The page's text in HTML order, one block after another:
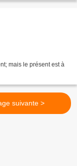
mais le présent est à
suivante >